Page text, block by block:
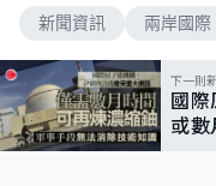
新聞資訊 兩岸國際
下一則
國
或數